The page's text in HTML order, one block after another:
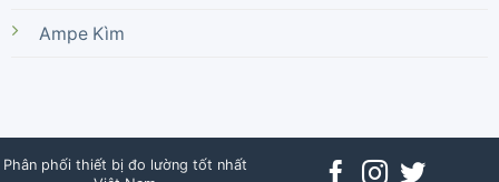
Ampe Kìm
Phân phối thiết bị đo lường tốt nhất